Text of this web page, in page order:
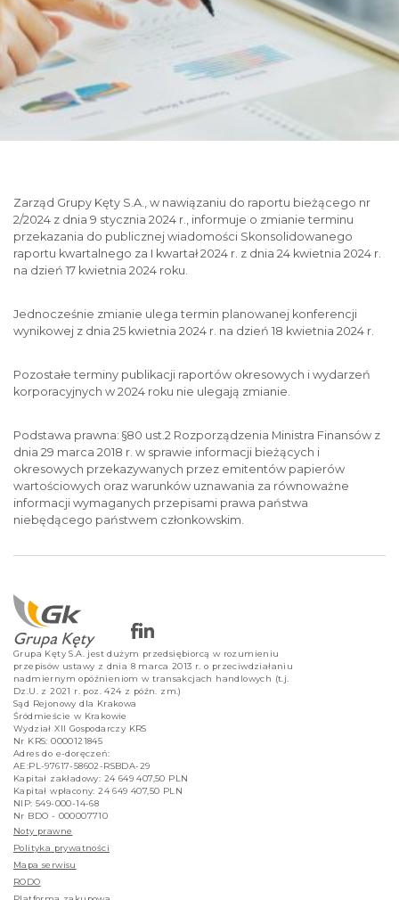
Zarząd Grupy Kęty S.A., w nawiązaniu do raportu bieżącego nr
2/2024 z dnia 9 stycznia 2024 r., informuje o zmianie terminu
przekazania do publicznej wiadomości Skonsolidowanego
raportu kwartalnego za I kwartał 2024 r. z dnia 24 kwietnia 2024 r.
na dzień 17 kwietnia 2024 roku.
Jednocześnie zmianie ulega termin planowanej konferencji
wynikowej z dnia 25 kwietnia 2024 r. na dzień 18 kwietnia 2024 r.
Pozostałe terminy publikacji raportów okresowych i wydarzeń
korporacyjnych w 2024 roku nie ulegają zmianie.
Podstawa prawna: §80 ust.2 Rozporządzenia Ministra Finansów z
dnia 29 marca 2018 r. w sprawie informacji bieżących i
okresowych przekazywanych przez emitentów papierów
wartościowych oraz warunków uznawania za równoważne
informacji wymaganych przepisami prawa państwa
niebędącego państwem członkowskim.
Grupa Kęty S.A. jest dużym przedsiębiorcą w rozumieniu
przepisów ustawy z dnia 8 marca 2013 r. o przeciwdziałaniu
nadmiernym opóźnieniom w transakcjach handlowych (t.j.
Dz.U. z 2021 r. poz. 424 z późn. zm.)
Sąd Rejonowy dla Krakowa
Śródmieście w Krakowie
Wydział XII Gospodarczy KRS
Nr KRS: 0000121845
Adres do e-doręczeń:
AE:PL-97617-58602-RSBDA-29
Kapitał zakładowy: 24 649 407,50 PLN
Kapitał wpłacony: 24 649 407,50 PLN
NIP: 549-000-14-68
Nr BDO - 000007710
Noty prawne
Polityka prywatności
Mapa serwisu
RODO